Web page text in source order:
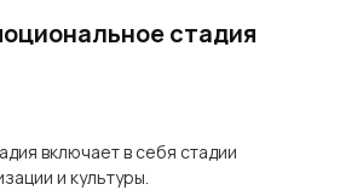
стадия
включает в себя стадии
и культуры.